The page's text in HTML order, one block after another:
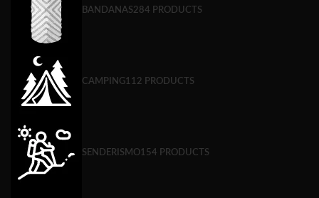
BANDANAS284 PRODUCTS
CAMPING112 PRODUCTS
SENDERISMO154 PRODUCTS